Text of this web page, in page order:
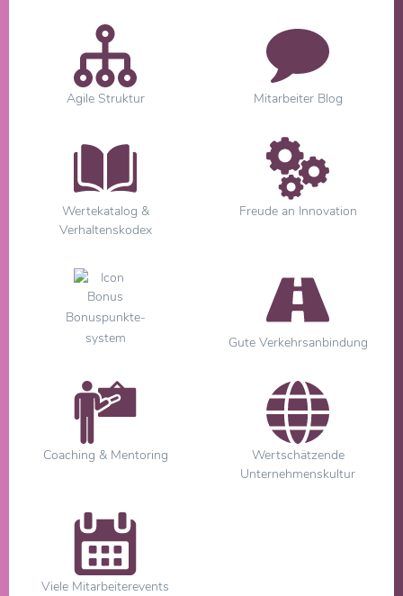
Agile Struktur Mitarbeiter Blog
Wertekatalog &
Verhaltenskodex
Freude an Innovation
Bonuspunkte-
system
Gute Verkehrsanbindung
Coaching & Mentoring
Wertschätzende
Unternehmenskultur
Viele Mitarbeiterevents